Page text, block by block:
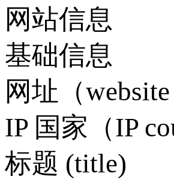
网站信息
基础信息
网址（website
IP 国家（IP
标题 (title)